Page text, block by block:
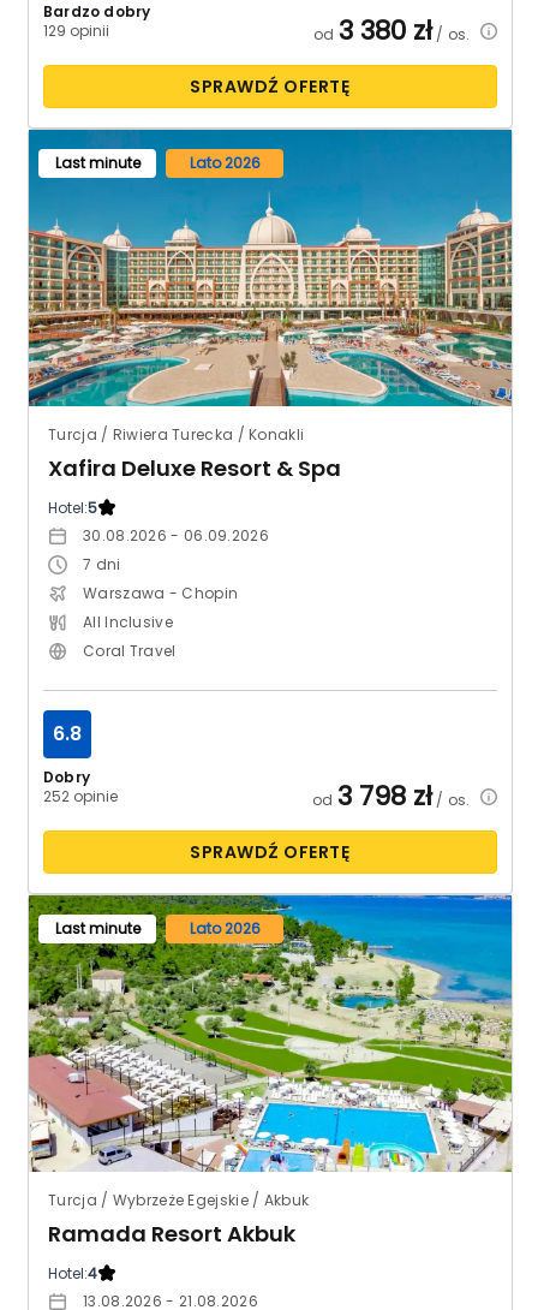
Bardzo dobry
129 opinii
od 3 380 zł/ os.
SPRAWDŹ OFERTĘ
Last minute Lato 2026
Turcja / Riwiera Turecka / Konakli
Xafira Deluxe Resort & Spa
Hotel:5
30.08.2026 - 06.09.2026
7 dni
Warszawa - Chopin
All Inclusive
Coral Travel
Dobry
252 opinie
6.8
od 3 798 zł/ os.
SPRAWDŹ OFERTĘ
Last minute Lato 2026
Turcja / Wybrzeże Egejskie / Akbuk
Ramada Resort Akbuk
Hotel:4
13.08.2026 - 21.08.2026